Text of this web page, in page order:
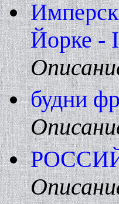
Йорке -
будни